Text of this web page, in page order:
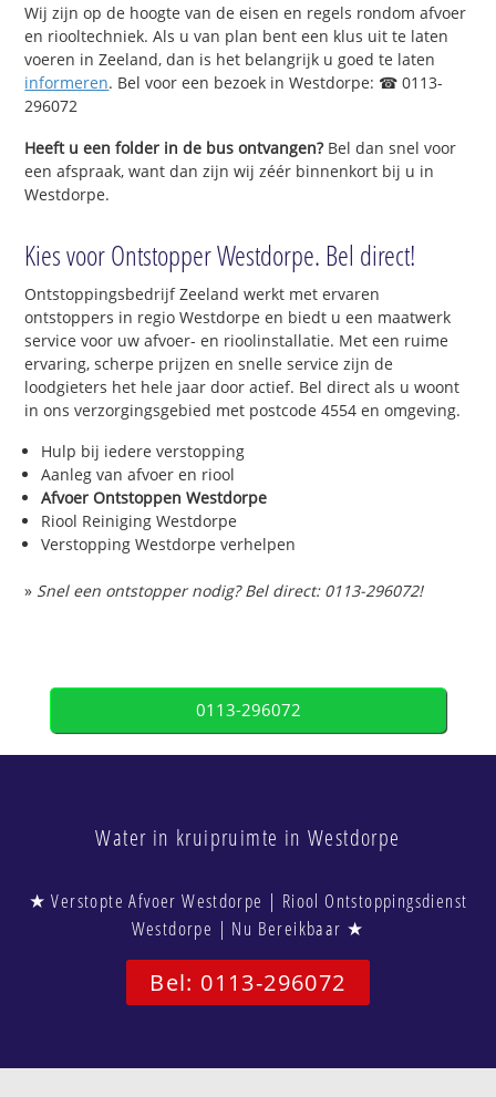
Wij zijn op de hoogte van de eisen en regels rondom afvoer
en riooltechniek. Als u van plan bent een klus uit te laten
voeren in Zeeland, dan is het belangrijk u goed te laten
informeren. Bel voor een bezoek in Westdorpe: ☎ 0113-
296072
Heeft u een folder in de bus ontvangen?Bel dan snel voor
een afspraak, want dan zijn wij zéér binnenkort bij u in
Westdorpe.
Kies voor Ontstopper Westdorpe. Bel direct!
Ontstoppingsbedrijf Zeeland werkt met ervaren
ontstoppers in regio Westdorpe en biedt u een maatwerk
service voor uw afvoer- en rioolinstallatie. Met een ruime
ervaring, scherpe prijzen en snelle service zijn de
loodgieters het hele jaar door actief. Bel direct als u woont
in ons verzorgingsgebied met postcode 4554 en omgeving.
Hulp bij iedere verstopping
Aanleg van afvoer en riool
Afvoer Ontstoppen Westdorpe
Riool Reiniging Westdorpe
Verstopping Westdorpe verhelpen
» Snel een ontstopper nodig? Bel direct: 0113-296072!
0113-296072
Water in kruipruimte in Westdorpe
★ Verstopte Afvoer Westdorpe | Riool Ontstoppingsdienst
Westdorpe | Nu Bereikbaar ★
Bel: 0113-296072